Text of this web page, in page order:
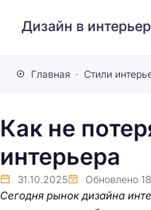
Дизайн в
Главная Стили
Как не
интерьера
31.10.2025 Обновлено
Сегодня рынок дизайна